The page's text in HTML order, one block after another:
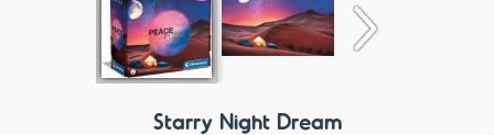
Starry Night Dream